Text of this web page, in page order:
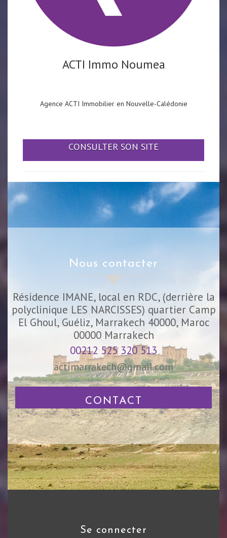
ACTI Immo Noumea
Agence ACTI Immobilier en Nouvelle-Calédonie
CONSULTER SON SITE
nous contacter
Résidence IMANE, local en RDC, (derrière la
polyclinique LES NARCISSES) quartier Camp
El Ghoul, Guéliz, Marrakech 40000, Maroc
00000 Marrakech
00212 525 320 513
actimarrakech@gmail.com
CONTACT
se connecter